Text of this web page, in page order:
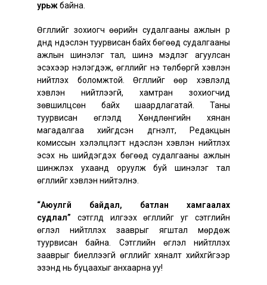
урьжбайна.
Өгүүллийг зохиогч өөрийн судалгааны ажлын үр
дүнд үндэслэн туурвисан байх бөгөөд судалгааны
ажлын шинэлэг тал, шинэ мэдлэг агуулсан
эсэхээр үнэлэгдэж, өгүүллийг үнэ төлбөргүй хэвлэн
нийтлэх боломжтой. Өгүүллийг өөр хэвлэлд
хэвлэн нийтлээгүй, хамтран зохиогчид
зөвшилцсөн байх шаардлагатай. Таны
туурвисан өгүүлэлд Хөндлөнгийн хянан
магадалгаа хийгдсэн дүгнэлт, Редакцын
комиссын хэлэлцүүлэгт үндэслэн хэвлэн нийтлэх
эсэх нь шийдэгдэх бөгөөд судалгааны ажлын
шинжлэх ухаанд оруулж буй шинэлэг тал
өгүүллийг хэвлэн нийтэлнэ.
“Аюулгүй байдал, батлан хамгаалах
судлал” сэтгүүлд илгээх өгүүллийг уг сэтгүүлийн
өгүүлэл нийтлүүлэх зааврыг ягштал мөрдөж
туурвисан байна. Сэтгүүлийн өгүүлэл нийтлүүлэх
зааврыг биелүүлээгүй өгүүллийг хяналт хийхгүйгээр
эзэнд нь буцаахыг анхаарна уу!